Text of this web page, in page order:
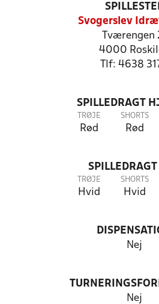
Svogerslev
Tværengen
4000
Tlf: 4638
SPILLEDRAGT
TRØJE
Rød
SHORTS
Rød
SPILLEDRAGT
TRØJE
Hvid
SHORTS
Hvid
Nej
Nej